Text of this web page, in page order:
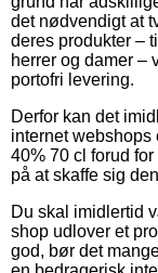
det nødvendigt at
deres produkter –
herrer og damer –
portofri levering.
Derfor kan det
internet webshops
40% 70 cl forud
på at skaffe sig
Du skal imidlertid
shop udlover et
god, bør det